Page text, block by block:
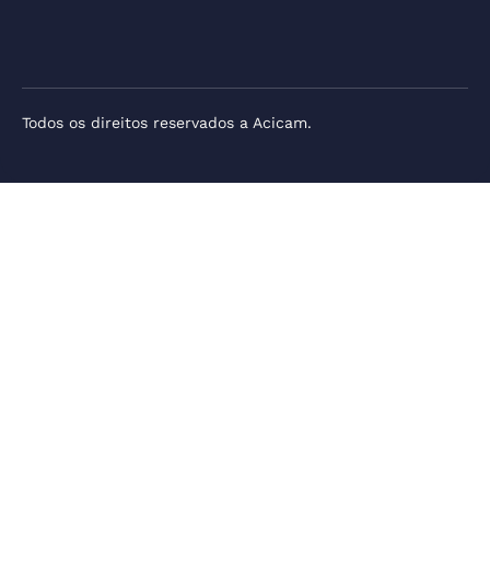
Todos os direitos reservados a Acicam.